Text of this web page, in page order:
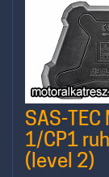
SAS-
1/CP1
(level 2)